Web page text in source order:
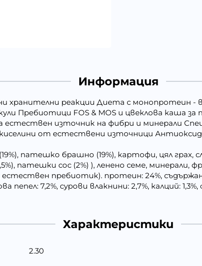
Информация
хранителни реакции Диета с монопротеин
Пребиотици FOS & MOS и цвеклова каша
източник на фибри и минерали
от естествени източници
патешко брашно (19%), картофи, цял
патешки сос (2%) ), ленено семе, минерали,
естествен пребиотик). протеин: 24%,
пепел: 7,2%, сурови влакнини: 2,7%, калций:
Характеристики
2.30